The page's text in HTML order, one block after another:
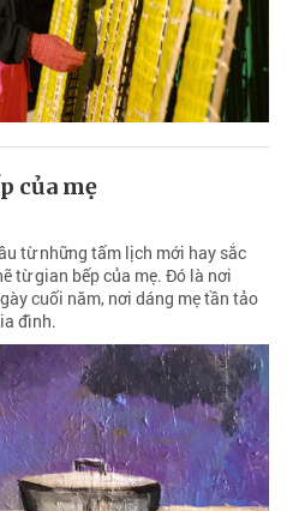
của mẹ
từ những tấm lịch mới hay sắc
từ gian bếp của mẹ. Đó là nơi
cuối năm, nơi dáng mẹ tần tảo
đình.